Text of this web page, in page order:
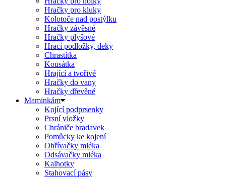
Hračky pro kluky
Kolotoče nad postýlku
Hračky závěsné
Hračky plyšové
Hrací podložky, deky
Chrastítka
Kousátka
Hrající a tvořivé
Hračky do vany
Hračky dřevěné
Maminkám
Kojící podprsenky
Prsní vložky
Chrániče bradavek
Pomůcky ke kojení
Ohřívačky mléka
Odsávačky mléka
Kalhotky
Stahovací pásy